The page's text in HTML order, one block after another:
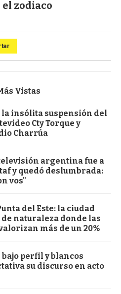
zodiaco
Vistas
la insólita suspensión del
Cty Torque y
Charrúa
argentina fue a
y quedó deslumbrada:
vos"
del Este: la ciudad
naturaleza donde las
más de un 20%
perfil y blancos
su discurso en acto